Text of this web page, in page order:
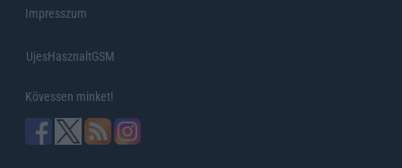
Impresszum
UjesHasznaltGSM
Kövessen minket!